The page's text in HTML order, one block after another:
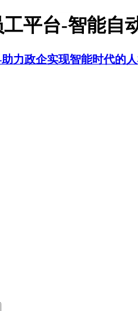
平台-智能自